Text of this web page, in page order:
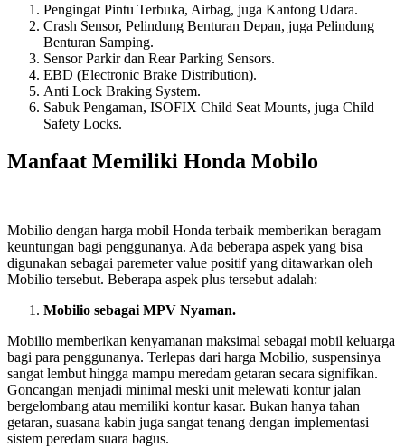
Pengingat Pintu Terbuka, Airbag, juga Kantong Udara.
Crash Sensor, Pelindung Benturan Depan, juga Pelindung
Benturan Samping.
Sensor Parkir dan Rear Parking Sensors.
EBD (Electronic Brake Distribution).
Anti Lock Braking System.
Sabuk Pengaman, ISOFIX Child Seat Mounts, juga Child
Safety Locks.
Manfaat Memiliki Honda Mobilo
Mobilio dengan harga mobil Honda terbaik memberikan beragam
keuntungan bagi penggunanya. Ada beberapa aspek yang bisa
digunakan sebagai paremeter value positif yang ditawarkan oleh
Mobilio tersebut. Beberapa aspek plus tersebut adalah:
Mobilio sebagai MPV Nyaman.
Mobilio memberikan kenyamanan maksimal sebagai mobil keluarga
bagi para penggunanya. Terlepas dari harga Mobilio, suspensinya
sangat lembut hingga mampu meredam getaran secara signifikan.
Goncangan menjadi minimal meski unit melewati kontur jalan
bergelombang atau memiliki kontur kasar. Bukan hanya tahan
getaran, suasana kabin juga sangat tenang dengan implementasi
sistem peredam suara bagus.